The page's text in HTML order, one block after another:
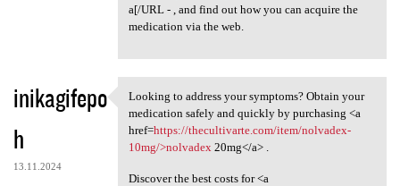
a[/URL - , and find out how you can acquire the
medication via the web.
inikagifepo
h
13.11.2024
Looking to address your
Looking to address your symptoms? Obtain your
medication safely and quickly by purchasing <a
href=https://thecultivarte.com/item/nolvadex-
10mg/>nolvadex20mg</a> .
Discover the best costs for <a